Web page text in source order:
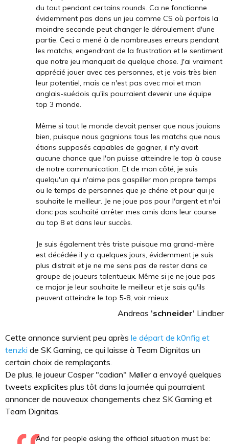
du tout pendant certains rounds. Ca ne fonctionne
évidemment pas dans un jeu comme CS où parfois la
moindre seconde peut changer le déroulement d'une
partie. Ceci a mené à de nombreuses erreurs pendant
les matchs, engendrant de la frustration et le sentiment
que notre jeu manquait de quelque chose. J'ai vraiment
apprécié jouer avec ces personnes, et je vois très bien
leur potentiel, mais ce n'est pas avec moi et mon
anglais-suédois qu'ils pourraient devenir une équipe
top 3 monde.
Même si tout le monde devait penser que nous jouions
bien, puisque nous gagnions tous les matchs que nous
étions supposés capables de gagner, il n'y avait
aucune chance que l'on puisse atteindre le top à cause
de notre communication. Et de mon côté, je suis
quelqu'un qui n'aime pas gaspiller mon propre temps
ou le temps de personnes que je chérie et pour qui je
souhaite le meilleur. Je ne joue pas pour l'argent et n'ai
donc pas souhaité arrêter mes amis dans leur course
au top 8 et dans leur succès.
Je suis également très triste puisque ma grand-mère
est décédée il y a quelques jours, évidemment je suis
plus distrait et je ne me sens pas de rester dans ce
groupe de joueurs talentueux. Même si je ne joue pas
ce major je leur souhaite le meilleur et je sais qu'ils
peuvent atteindre le top 5-8, voir mieux.
Andreas 'schneider' Lindber
Cette annonce survient peu après le départ de k0nfig et
tenzki de SK Gaming, ce qui laisse à Team Dignitas un
certain choix de remplaçants.
De plus, le joueur Casper "cadian" Møller a envoyé quelques
tweets explicites plus tôt dans la journée qui pourraient
annoncer de nouveaux changements chez SK Gaming et
Team Dignitas.
And for people asking the official situation must be: